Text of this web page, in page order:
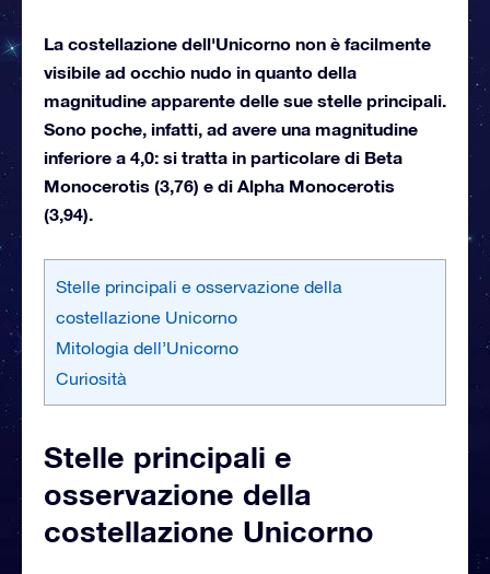
La costellazione dell'Unicorno non è facilmente
visibile ad occhio nudo in quanto della
magnitudine apparente delle sue stelle principali.
Sono poche, infatti, ad avere una magnitudine
inferiore a 4,0: si tratta in particolare di Beta
Monocerotis (3,76) e di Alpha Monocerotis
(3,94).
Stelle principali e osservazione della
costellazione Unicorno
Mitologia dell’Unicorno
Curiosità
Stelle principali e
osservazione della
costellazione Unicorno